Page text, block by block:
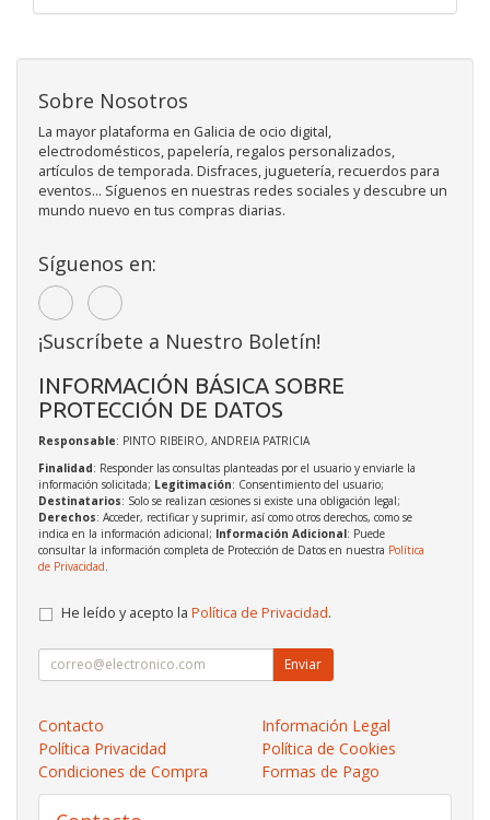
Sobre Nosotros
La mayor plataforma en Galicia de ocio digital,
electrodomésticos, papelería, regalos personalizados,
artículos de temporada. Disfraces, juguetería, recuerdos para
eventos... Síguenos en nuestras redes sociales y descubre un
mundo nuevo en tus compras diarias.
Síguenos en:
¡Suscríbete a Nuestro Boletín!
INFORMACIÓN BÁSICA SOBRE
PROTECCIÓN DE DATOS
Responsable: PINTO RIBEIRO, ANDREIA PATRICIA
Finalidad: Responder las consultas planteadas por el usuario y enviarle la
información solicitada; Legitimación: Consentimiento del usuario;
Destinatarios: Solo se realizan cesiones si existe una obligación legal;
Derechos: Acceder, rectificar y suprimir, así como otros derechos, como se
indica en la información adicional; Información Adicional: Puede
consultar la información completa de Protección de Datos en nuestra Política
de Privacidad
He leído y acepto la Política de Privacidad.
Enviar
Contacto
Información Legal
Política Privacidad
Política de Cookies
Condiciones de Compra
Formas de Pago